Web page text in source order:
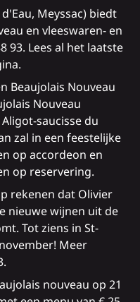
d'Eau, Meyssac) biedt
en vleeswaren- en
93. Lees al het laatste
Beaujolais Nouveau
Nouveau
saucisse du
zal in een feestelijke
op accordeon en
op reservering.
rekenen dat Olivier
nieuwe wijnen uit de
Tot ziens in St-
Meer
nouveau op 21